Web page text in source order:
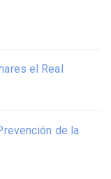
el Real
de la